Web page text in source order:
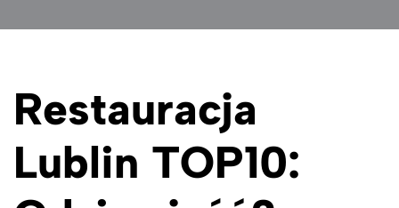
Restauracja
Lublin TOP10: